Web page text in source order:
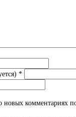
*
новых комментариях